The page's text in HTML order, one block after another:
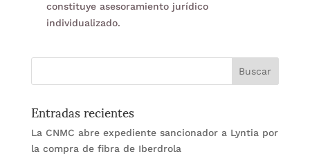
constituye asesoramiento jurídico
individualizado.
Entradas recientes
La CNMC abre expediente sancionador a Lyntia por
la compra de fibra de Iberdrola